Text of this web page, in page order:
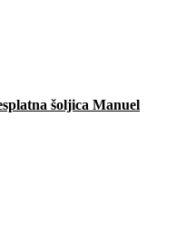
šoljica Manuel